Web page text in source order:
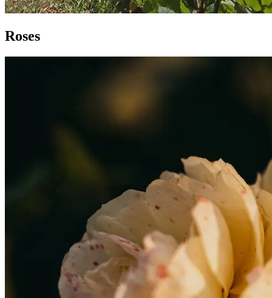
Roses